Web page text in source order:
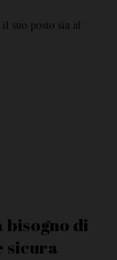
bisogno di
sicura